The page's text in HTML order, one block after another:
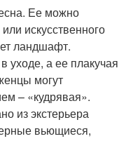
Ее можно
искусственного
ландшафт.
уходе, а ее плакучая
могут
– «кудрявая».
из экстерьера
вьющиеся,